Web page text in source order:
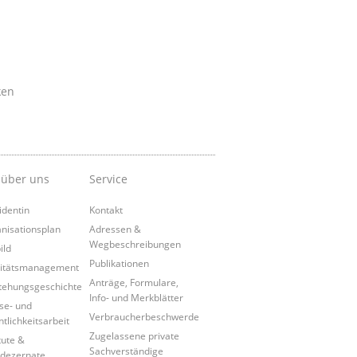
uns
und
&
Service
Kontakt
Adressen &
Wegbeschreibungen
Publikationen
Anträge, Formulare,
Info- und Merkblätter
Verbraucherbeschwerde
Zugelassene private
Sachverständige